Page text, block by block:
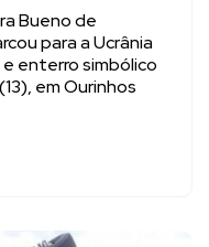
Bueno de
para a Ucrânia
enterro simbólico
em Ourinhos